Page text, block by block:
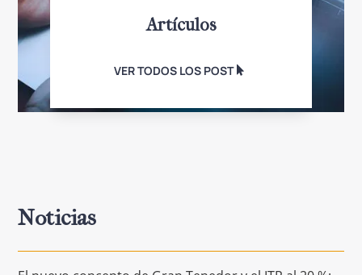
Artículos
VER TODOS LOS POST
Noticias